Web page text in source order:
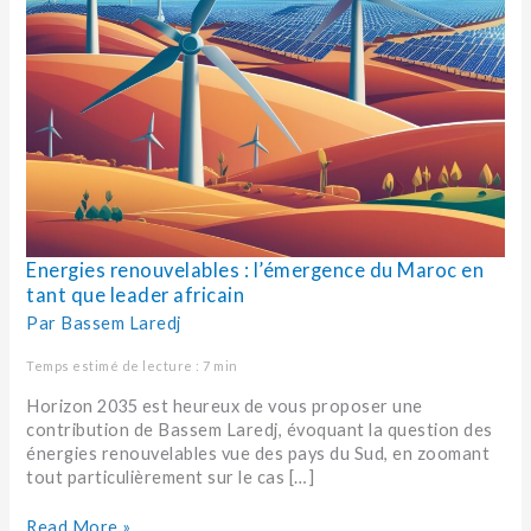
Energies renouvelables : l’émergence du Maroc en
tant que leader africain
Par Bassem Laredj
Temps estimé de lecture : 7 min
Horizon 2035 est heureux de vous proposer une
contribution de Bassem Laredj, évoquant la question des
énergies renouvelables vue des pays du Sud, en zoomant
tout particulièrement sur le cas […]